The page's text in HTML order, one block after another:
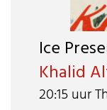
Ice
Khalid
20:15 uur